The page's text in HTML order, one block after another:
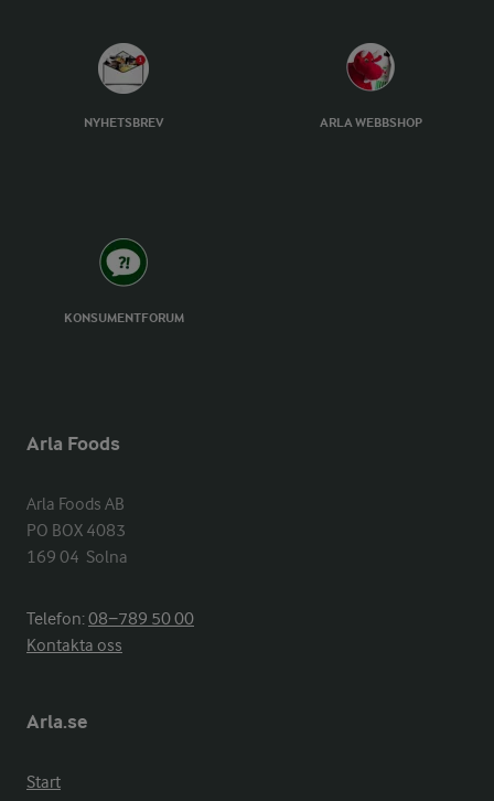
NYHETSBREV ARLA WEBBSHOP
KONSUMENTFORUM
Arla Foods
Arla Foods AB
PO BOX 4083
169 04  Solna
Telefon:08−789 50 00
Kontakta oss
Arla.se
Start